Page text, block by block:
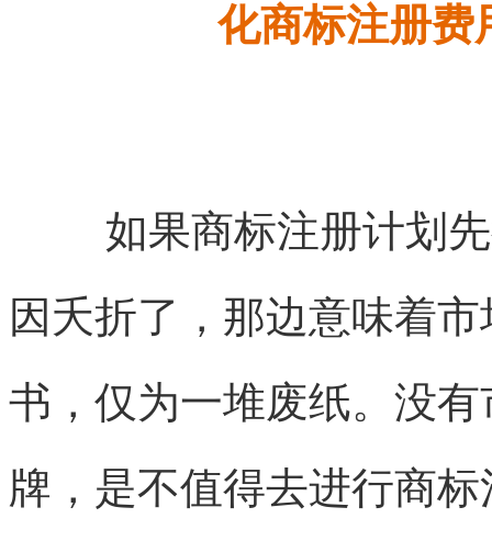
化商标注册费
如果商标注册计划
因夭折了，那边意味着
书，仅为一堆废纸。没
牌，是不值得去进行商